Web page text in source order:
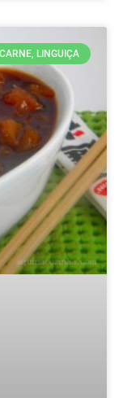
CARNE, LINGUIÇA